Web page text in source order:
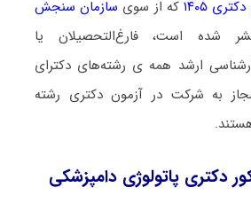
۱۴۰۵ که از سوی سازمان سنجش
شده است، فارغ‌التحصیلان یا
ارشد همه ی رشته‌های دکترای
به شرکت در آزمون دکتری رشته
دکتری پاتولوژی دامپزشکی